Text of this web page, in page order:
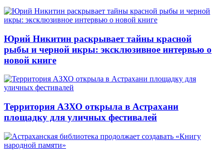
Юрий Никитин раскрывает тайны красной
рыбы и черной икры: эксклюзивное интервью о
новой книге
Территория АЗХО открыла в Астрахани
площадку для уличных фестивалей